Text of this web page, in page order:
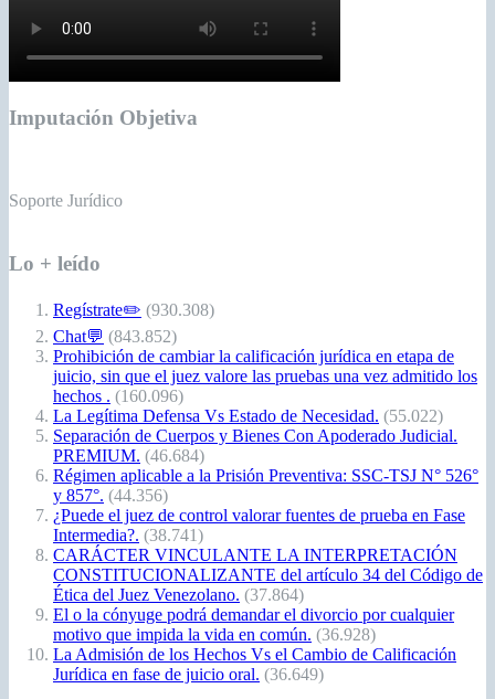
Imputación Objetiva
Soporte Jurídico
Lo + leído
Regístrate✏️ (930.308)
Chat💬 (843.852)
Prohibición de cambiar la calificación jurídica en etapa de
juicio, sin que el juez valore las pruebas una vez admitido los
hechos . (160.096)
La Legítima Defensa Vs Estado de Necesidad. (55.022)
Separación de Cuerpos y Bienes Con Apoderado Judicial.
PREMIUM. (46.684)
Régimen aplicable a la Prisión Preventiva: SSC-TSJ N° 526°
y 857°. (44.356)
¿Puede el juez de control valorar fuentes de prueba en Fase
Intermedia?. (38.741)
CARÁCTER VINCULANTE LA INTERPRETACIÓN
CONSTITUCIONALIZANTE del artículo 34 del Código de
Ética del Juez Venezolano. (37.864)
El o la cónyuge podrá demandar el divorcio por cualquier
motivo que impida la vida en común. (36.928)
La Admisión de los Hechos Vs el Cambio de Calificación
Jurídica en fase de juicio oral. (36.649)